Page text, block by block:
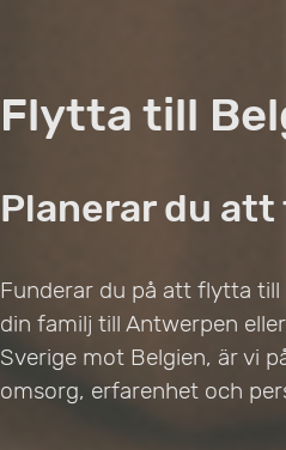
Flytta till
Planerar du
Funderar du på att flytta
din familj till Antwerpen
Sverige mot Belgien, är vi
omsorg, erfarenhet och